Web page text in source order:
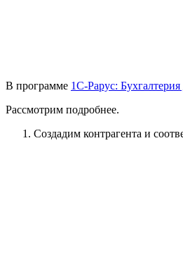
В программе 1С-Рарус:
Рассмотрим подробнее.
Создадим контрагента и